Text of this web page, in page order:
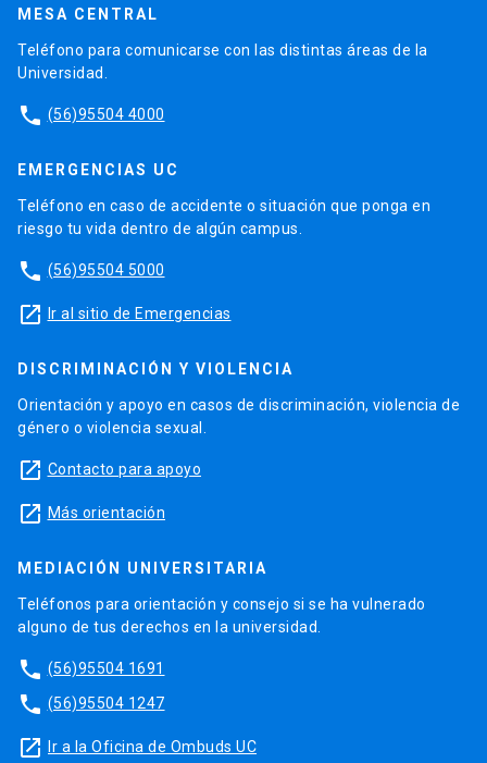
MESA CENTRAL
Teléfono para comunicarse con las distintas áreas de la
Universidad.
phone (56)95504 4000
EMERGENCIAS UC
Teléfono en caso de accidente o situación que ponga en
riesgo tu vida dentro de algún campus.
phone (56)95504 5000
launch Ir al sitio de Emergencias
DISCRIMINACIÓN Y VIOLENCIA
Orientación y apoyo en casos de discriminación, violencia de
género o violencia sexual.
launch Contacto para apoyo
launch Más orientación
MEDIACIÓN UNIVERSITARIA
Teléfonos para orientación y consejo si se ha vulnerado
alguno de tus derechos en la universidad.
phone (56)95504 1691
phone (56)95504 1247
launch Ir a la Oficina de Ombuds UC